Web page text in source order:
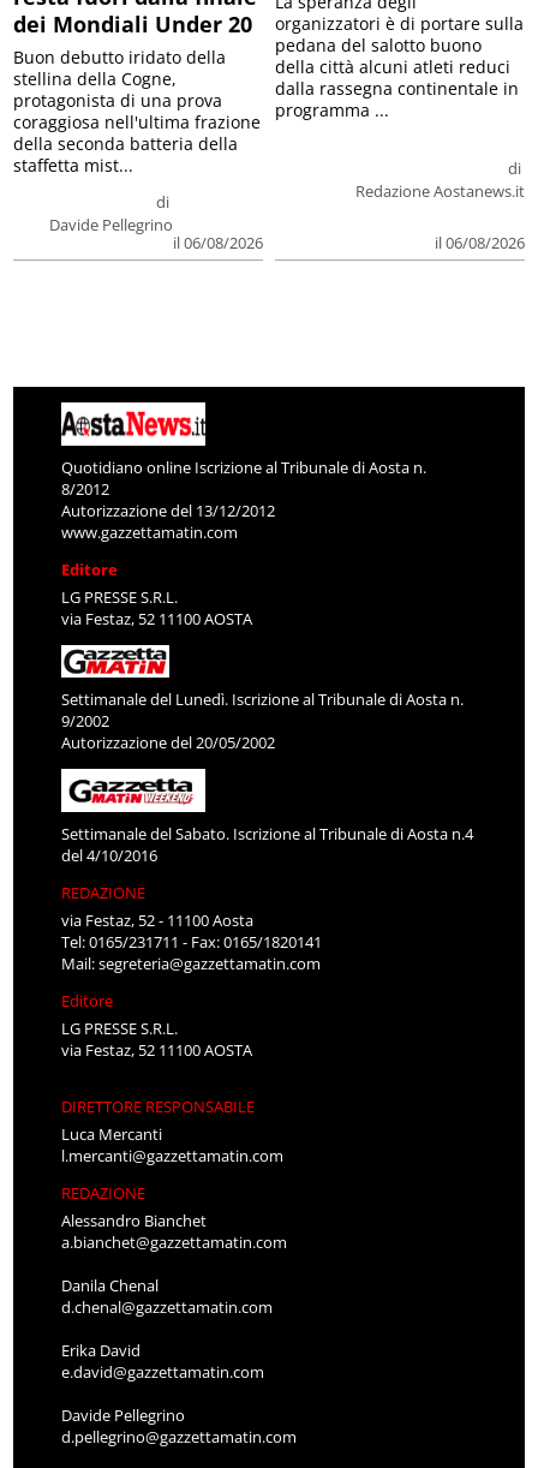
dei Mondiali Under 20
di
Davide Pellegrino
il 06/08/2026
Buon debutto iridato della
stellina della Cogne,
protagonista di una prova
coraggiosa nell'ultima frazione
della seconda batteria della
staffetta mist...
di
Redazione Aostanews.it
il 06/08/2026
organizzatori è di portare sulla
pedana del salotto buono
della città alcuni atleti reduci
dalla rassegna continentale in
programma ...
Quotidiano online Iscrizione al Tribunale di Aosta n.
8/2012
Autorizzazione del 13/12/2012
www.gazzettamatin.com
Editore
LG PRESSE S.R.L.
via Festaz, 52 11100 AOSTA
Settimanale del Lunedì. Iscrizione al Tribunale di Aosta n.
9/2002
Autorizzazione del 20/05/2002
Settimanale del Sabato. Iscrizione al Tribunale di Aosta n.4
del 4/10/2016
REDAZIONE
via Festaz, 52 - 11100 Aosta
Tel: 0165/231711 - Fax: 0165/1820141
Mail:segreteria@gazzettamatin.com
Editore
LG PRESSE S.R.L.
via Festaz, 52 11100 AOSTA
DIRETTORE RESPONSABILE
Luca Mercanti
l.mercanti@gazzettamatin.com
REDAZIONE
Alessandro Bianchet
a.bianchet@gazzettamatin.com
Danila Chenal
d.chenal@gazzettamatin.com
Erika David
e.david@gazzettamatin.com
Davide Pellegrino
d.pellegrino@gazzettamatin.com